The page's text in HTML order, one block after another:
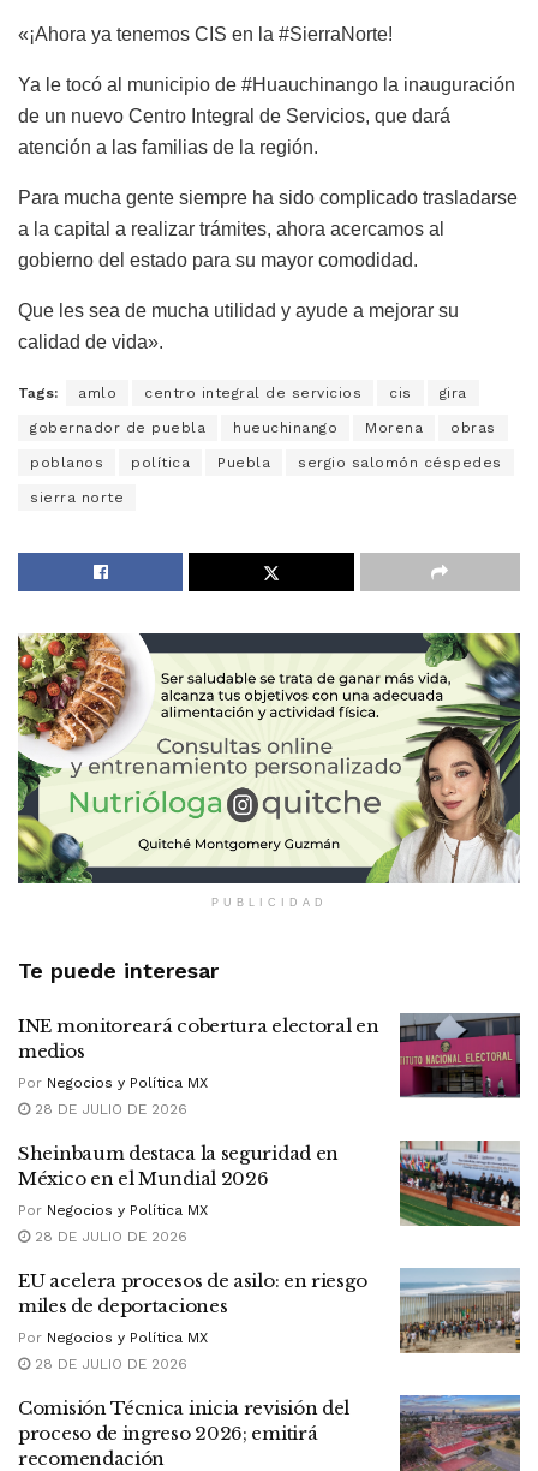
«¡Ahora ya tenemos CIS en la #SierraNorte!
Ya le tocó al municipio de #Huauchinango la inauguración
de un nuevo Centro Integral de Servicios, que dará
atención a las familias de la región.
Para mucha gente siempre ha sido complicado trasladarse
a la capital a realizar trámites, ahora acercamos al
gobierno del estado para su mayor comodidad.
Que les sea de mucha utilidad y ayude a mejorar su
calidad de vida».
Tags: amlo centro integral de servicios cis gira
gobernador de puebla hueuchinango Morena obras
poblanos política Puebla sergio salomón céspedes
sierra norte
PUBLICIDAD
Te puede interesar
INE monitoreará cobertura electoral en
medios
Por Negocios y Política MX
28 DE JULIO DE 2026
Sheinbaum destaca la seguridad en
México en el Mundial 2026
Por Negocios y Política MX
28 DE JULIO DE 2026
EU acelera procesos de asilo: en riesgo
miles de deportaciones
Por Negocios y Política MX
28 DE JULIO DE 2026
Comisión Técnica inicia revisión del
proceso de ingreso 2026; emitirá
recomendación